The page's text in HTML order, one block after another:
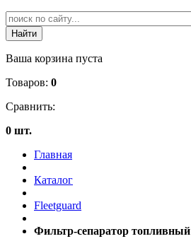
Ваша корзина пуста
Товаров: 0
Сравнить:
0 шт.
Главная
Каталог
Fleetguard
Фильтр-сепаратор топливный